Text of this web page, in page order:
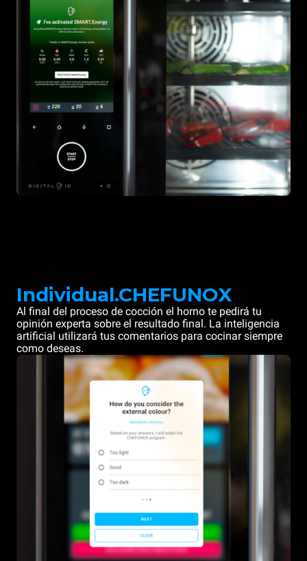
Individual.CHEFUNOX
Al final del proceso de cocción el horno te pedirá tu
opinión experta sobre el resultado final. La inteligencia
artificial utilizará tus comentarios para cocinar siempre
como deseas.